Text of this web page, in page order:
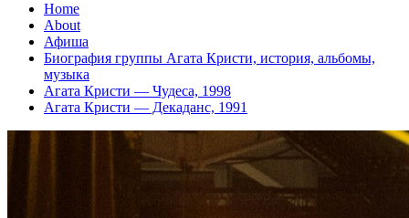
Home
About
Афиша
Биография группы Агата Кристи, история, альбомы,
музыка
Агата Кристи — Чудеса, 1998
Агата Кристи — Декаданс, 1991